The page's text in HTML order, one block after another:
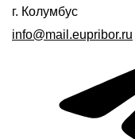
г. Колумбус
info@mail.eupribor.ru